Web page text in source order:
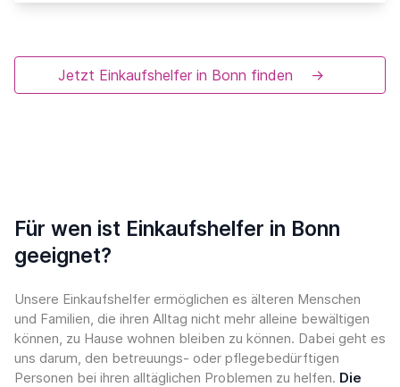
Jetzt Einkaufshelfer in Bonn finden →
Für wen ist Einkaufshelfer in Bonn
geeignet?
Unsere Einkaufshelfer ermöglichen es älteren Menschen
und Familien, die ihren Alltag nicht mehr alleine bewältigen
können, zu Hause wohnen bleiben zu können. Dabei geht es
uns darum, den betreuungs- oder pflegebedürftigen
Personen bei ihren alltäglichen Problemen zu helfen. Die